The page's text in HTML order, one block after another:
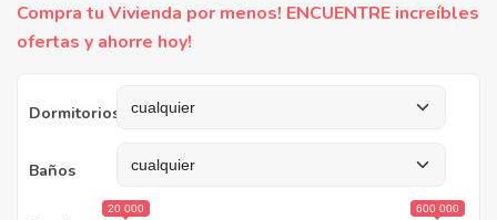
Ahorra en grande y compra casas reposeídas en el
Condado de Union, NJ.
Compra tu Vivienda por menos! ENCUENTRE increíbles
ofertas y ahorre hoy!
Dormitorios
Baños
20 000 600 000